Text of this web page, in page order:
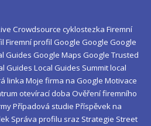
Crowdsource cyklostezka Firemní
Firemní profil Google Google Google
Guides Google Maps Google Trusted
Guides Local Guides Summitlocal
linka Moje firma na Google Motivace
otevírací doba Ověření firemního
Případová studie Příspěvek na
Správa profilu sraz Strategie Street